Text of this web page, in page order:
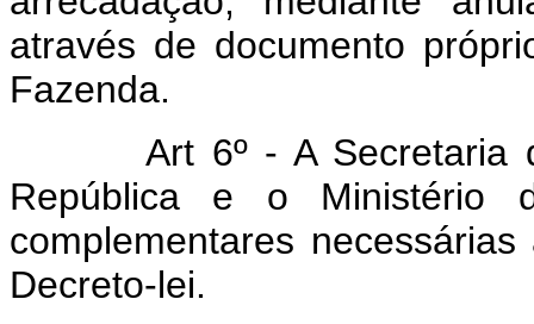
através de documento
Fazenda.
Art 6º - A Secretaria de
República e o Ministério
complementares
Decreto-lei.